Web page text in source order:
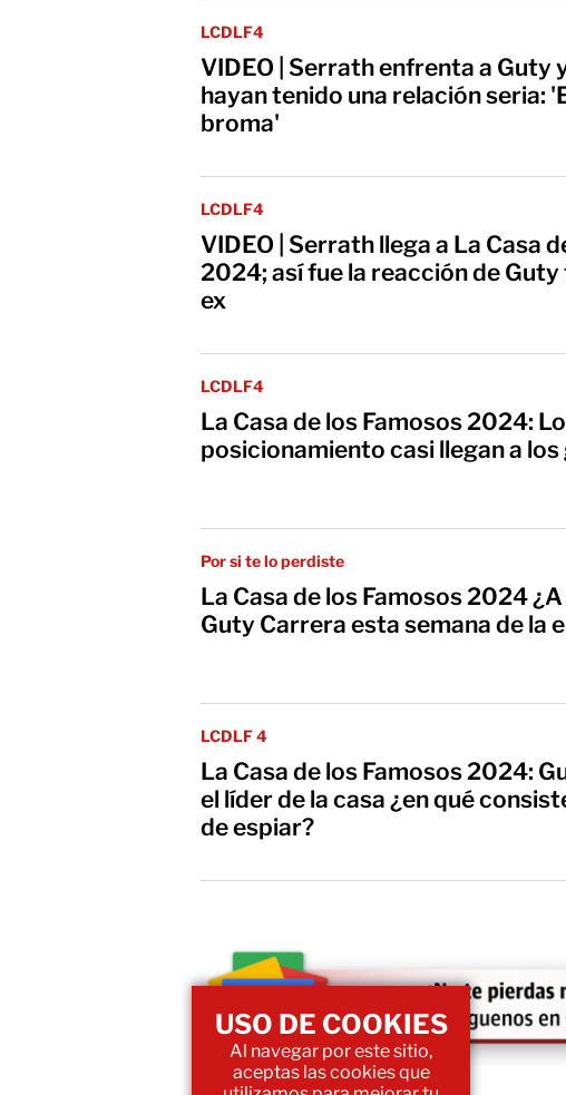
LCDLF4
VIDEO | Serrath enfrenta a Guty
hayan tenido una relación seria:
broma'
LCDLF4
VIDEO | Serrath llega a La Casa
2024; así fue la reacción de Guty
ex
LCDLF4
La Casa de los Famosos 2024:
posicionamiento casi llegan a los
Por si te lo perdiste
La Casa de los Famosos 2024
Guty Carrera esta semana de la
LCDLF 4
La Casa de los Famosos 2024:
el líder de la casa ¿en qué
de espiar?
USO DE COOKIES
Al navegar por este sitio,
aceptas las cookies que